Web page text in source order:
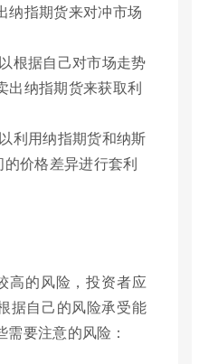
纳指期货来对冲市场
根据自己对市场走势
出纳指期货来获取利
利用纳指期货和纳斯
价格差异进行套利
高的风险，投资者应
据自己的风险承受能
要注意的风险：